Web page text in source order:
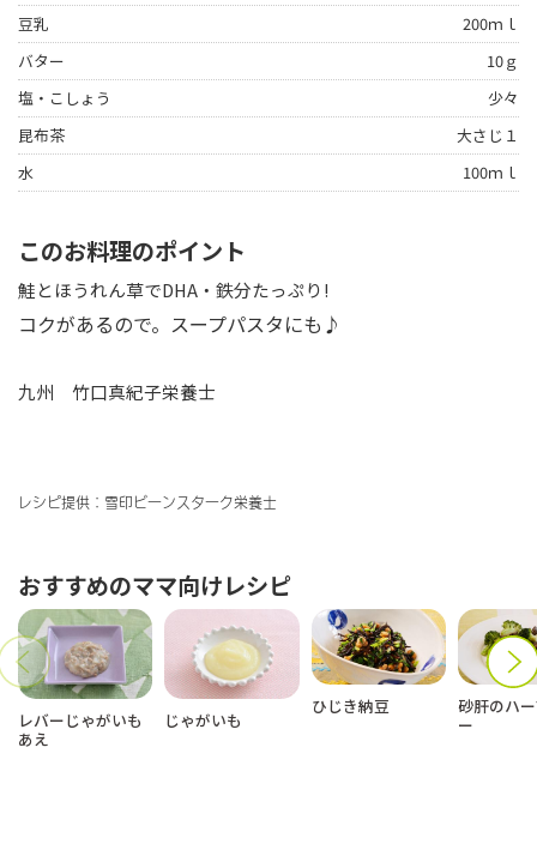
豆乳
200ｍｌ
バター
10ｇ
塩・こしょう
少々
昆布茶
大さじ１
水
100ｍｌ
このお料理のポイント
鮭とほうれん草でDHA・鉄分たっぷり!
コクがあるので。スープパスタにも♪
九州 竹口真紀子栄養士
レシピ提供：雪印ビーンスターク栄養士
おすすめのママ向けレシピ
レバーじゃがいも
あえ
じゃがいも
ひじき納豆
砂肝のハ
ー